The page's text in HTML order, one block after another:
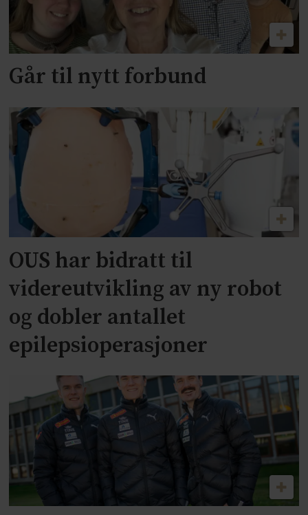
Går til nytt forbund
OUS har bidratt til
videreutvikling av ny robot
og dobler antallet
epilepsioperasjoner